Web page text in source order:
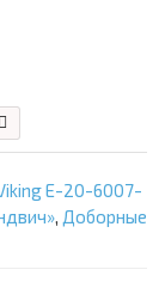
E-20-6007-
, Доборные